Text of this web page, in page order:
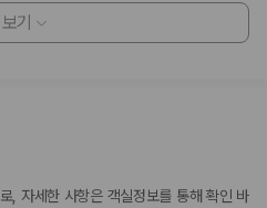
할 수 있는지 확인하시기 바랍니다.
기, 네일 도구, 신발닦이 등의 일회용 개
수 있습니다.
기
, 자세한 사항은 객실정보를 통해 확인 바